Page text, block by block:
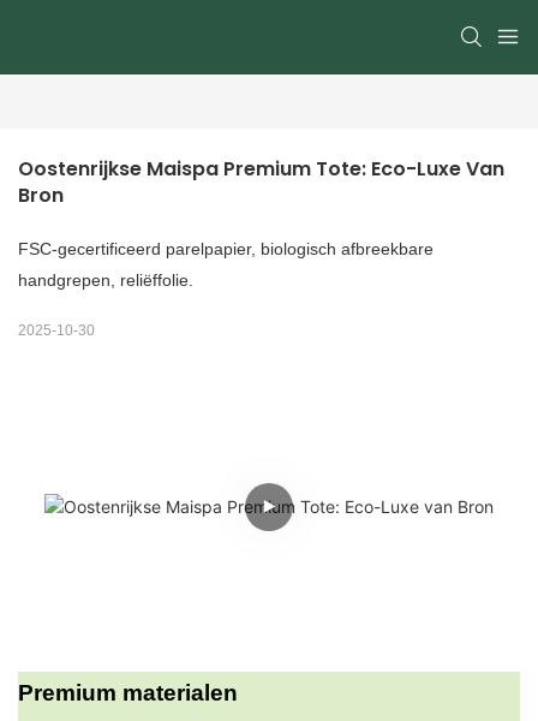
Oostenrijkse Maispa Premium Tote: Eco-Luxe Van
Bron
FSC-gecertificeerd parelpapier, biologisch afbreekbare
handgrepen, reliëffolie.
2025-10-30
Premium materialen